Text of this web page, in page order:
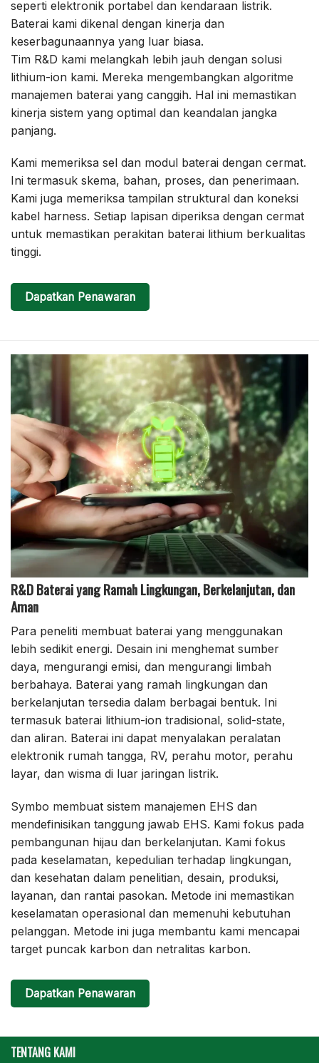
seperti elektronik portabel dan kendaraan listrik.
Baterai kami dikenal dengan kinerja dan
keserbagunaannya yang luar biasa.
Tim R&D kami melangkah lebih jauh dengan solusi
lithium-ion kami. Mereka mengembangkan algoritme
manajemen baterai yang canggih. Hal ini memastikan
kinerja sistem yang optimal dan keandalan jangka
panjang.
Kami memeriksa sel dan modul baterai dengan cermat.
Ini termasuk skema, bahan, proses, dan penerimaan.
Kami juga memeriksa tampilan struktural dan koneksi
kabel harness. Setiap lapisan diperiksa dengan cermat
untuk memastikan perakitan baterai lithium berkualitas
tinggi.
Dapatkan Penawaran
R&D Baterai yang Ramah Lingkungan, Berkelanjutan, dan
Aman
Para peneliti membuat baterai yang menggunakan
lebih sedikit energi. Desain ini menghemat sumber
daya, mengurangi emisi, dan mengurangi limbah
berbahaya. Baterai yang ramah lingkungan dan
berkelanjutan tersedia dalam berbagai bentuk. Ini
termasuk baterai lithium-ion tradisional, solid-state,
dan aliran. Baterai ini dapat menyalakan peralatan
elektronik rumah tangga, RV, perahu motor, perahu
layar, dan wisma di luar jaringan listrik.
Symbo membuat sistem manajemen EHS dan
mendefinisikan tanggung jawab EHS. Kami fokus pada
pembangunan hijau dan berkelanjutan. Kami fokus
pada keselamatan, kepedulian terhadap lingkungan,
dan kesehatan dalam penelitian, desain, produksi,
layanan, dan rantai pasokan. Metode ini memastikan
keselamatan operasional dan memenuhi kebutuhan
pelanggan. Metode ini juga membantu kami mencapai
target puncak karbon dan netralitas karbon.
Dapatkan Penawaran
TENTANG KAMI